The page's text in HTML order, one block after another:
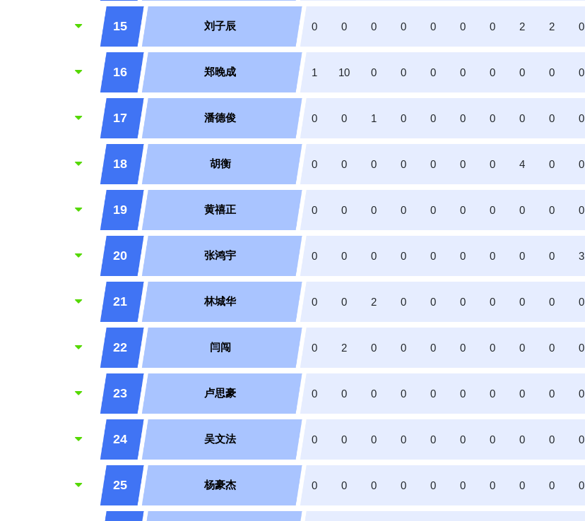
15 刘子辰 0 0 0 0 0 0 0 2 2 0
16 郑晚成 1 10 0 0 0 0 0 0 0 0
17 潘德俊 0 0 1 0 0 0 0 0 0 0
18 胡衡 0 0 0 0 0 0 0 4 0 0
19 黄禧正 0 0 0 0 0 0 0 0 0 0
20 张鸿宇 0 0 0 0 0 0 0 0 0 3
21 林城华 0 0 2 0 0 0 0 0 0 0
22 闫闯 0 2 0 0 0 0 0 0 0 0
23 卢思豪 0 0 0 0 0 0 0 0 0 0
24 吴文法 0 0 0 0 0 0 0 0 0 0
25 杨豪杰 0 0 0 0 0 0 0 0 0 0